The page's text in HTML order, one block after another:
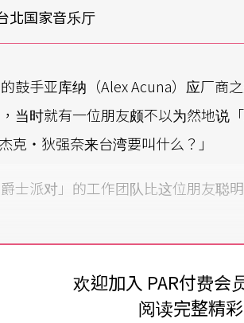
北国家音乐厅
鼓手亚库纳（Alex Acuna）应厂商
当时就有一位朋友颇不以为然地说
克‧狄强奈来台湾要叫什么？」
士派对」的工作团队比这位朋友聪
题有没有用呢？据我的观察应该还是
欢迎加入 PAR付费会
阅读完整精